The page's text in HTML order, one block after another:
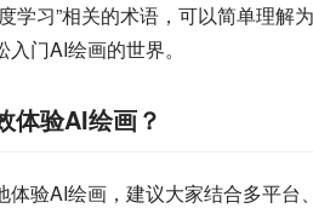
学习”相关的术语，可以简单理解
门AI绘画的世界。
体验AI绘画？
体验AI绘画，建议大家结合多平